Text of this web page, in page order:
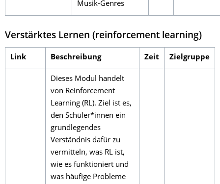
Musik-Genres
Verstärktes Lernen (reinforcement learning)
Link Beschreibung Zeit Zielgruppe
Dieses Modul handelt
von Reinforcement
Learning (RL). Ziel ist es,
den Schüler*innen ein
grundlegendes
Verständnis dafür zu
vermitteln, was RL ist,
wie es funktioniert und
was häufige Probleme